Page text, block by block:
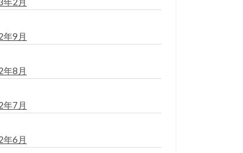
年9月
年8月
年7月
年6月